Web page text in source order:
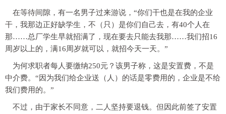
在等待间隙，有一名男子过来游说，“你们干也是在我的企业
干，我那边正好缺学生，不（只）是你们自己去，有40个人在
那……总厂学生早就招满了，现在要去只能去我那……我们招16
周岁以上的，满16周岁就可以，就招今天一天。”
为何求职者每人要缴纳250元？该男子称，这是安置费，不是
中介费。“因为我们给企业送（人）的话是零费用的，企业是不给
我们费用的。”
不过，由于家长不同意，二人坚持要退钱。但因此前签了安置